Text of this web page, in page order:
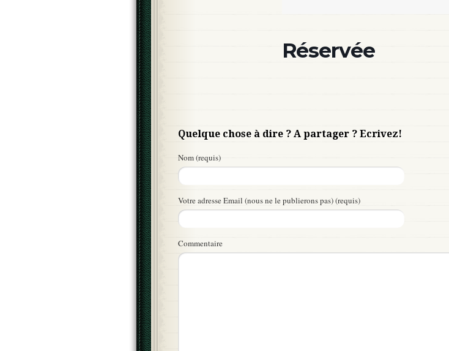
Réservée
Quelque chose à dire ? A partager ? Ecrivez!
Nom (requis)
Votre adresse Email (nous ne le publierons pas) (requis)
Commentaire